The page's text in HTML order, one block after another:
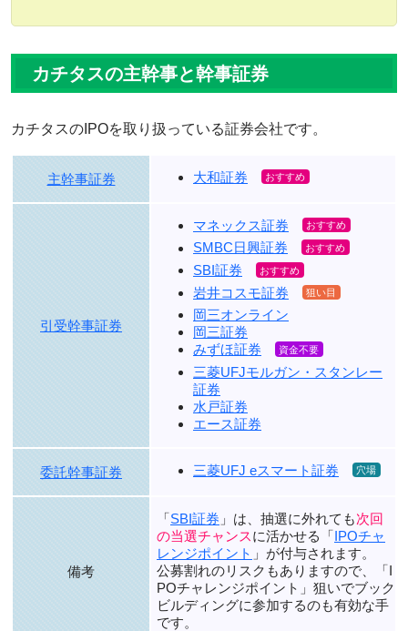
カチタスの主幹事と幹事証券
カチタスのIPOを取り扱っている証券会社です。
主幹事証券 大和証券
引受幹事証券
マネックス証券
SMBC日興証券
SBI証券
岩井コスモ証券
岡三オンライン
岡三証券
みずほ証券
三菱UFJモルガン・スタンレー
証券
水戸証券
エース証券
委託幹事証券 三菱UFJ eスマート証券
備考
「SBI証券 」は、抽選に外れても次回
の当選チャンスに活かせる「IPOチャ
レンジポイント 」が付与されます。
公募割れのリスクもありますので、
「I
POチャレンジポイント」狙いでブック
ビルディングに参加するのも有効な手
です。